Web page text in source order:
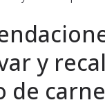
y
de carne